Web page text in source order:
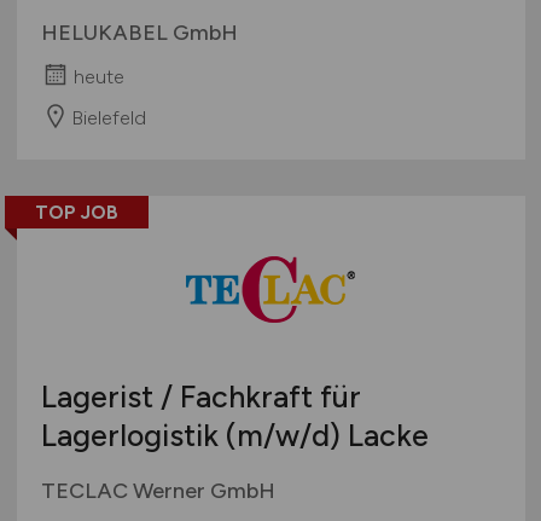
HELUKABEL GmbH
heute
Bielefeld
TOP JOB
Lagerist / Fachkraft für
Lagerlogistik (m/w/d) Lacke
TECLAC Werner GmbH